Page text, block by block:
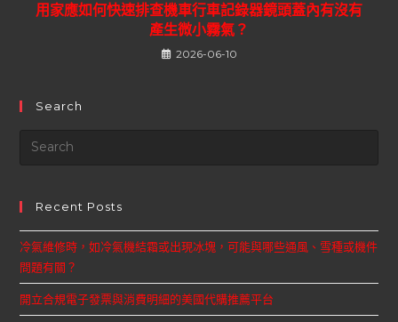
用家應如何快速排查機車行車記錄器鏡頭蓋內有沒有
產生微小霧氣？
2026-06-10
Search
Recent Posts
冷氣維修時，如冷氣機結霜或出現冰塊，可能與哪些通風、雪種或機件
問題有關？
開立合規電子發票與消費明細的美國代購推薦平台